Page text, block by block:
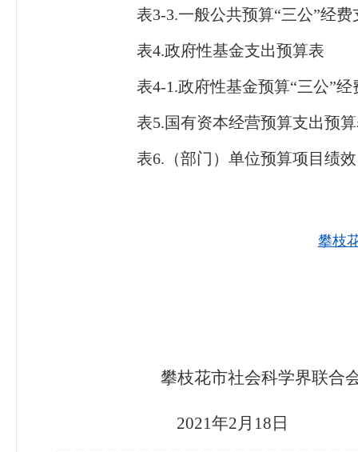
表3-3.一般公共预算“三公”经
表4.政府性基金支出预算表
表4-1.政府性基金预算“三公”
表5.国有资本经营预算支出预
表6.（部门）单位预算项目绩
攀枝
攀枝花市社会科学界联合
2021年2月 18 日